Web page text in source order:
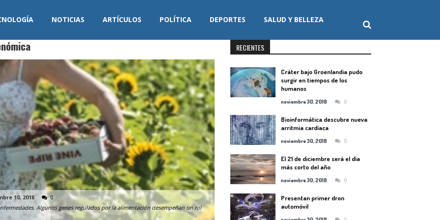
NOTICIAS ARTÍCULOS POLÍTICA DEPORTES SALUD Y BELLEZA
10, 2018
0
Algunos genes regulados por la alimentación desempeñan un rol
RECIENTES
Cráter bajo Groenlandia pudo
surgir en tiempos de los
humanos
noviembre 30, 2018 0
Bioinformática descubre nueva
arritmia cardíaca
noviembre 30, 2018 0
El 21 de diciembre será el día
más corto del año
noviembre 30, 2018 0
Presentan primer dron
automóvil